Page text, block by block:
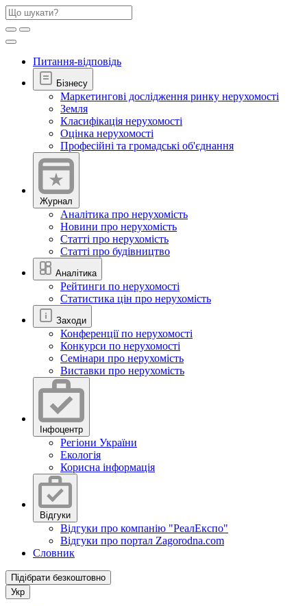
Питання-відповідь
Бізнесу
Маркетингові дослідження ринку нерухомості
Земля
Класифікація нерухомості
Оцінка нерухомості
Професійні та громадські об'єднання
Журнал
Аналітика про нерухомість
Новини про нерухомість
Статті про нерухомість
Статті про будівництво
Аналітика
Рейтинги по нерухомості
Статистика цін про нерухомість
Заходи
Конференції по нерухомості
Конкурси по нерухомості
Семінари про нерухомість
Виставки про нерухомість
Інфоцентр
Регіони України
Екологія
Корисна інформація
Відгуки
Відгуки про компанію "РеалЕкспо"
Відгуки про портал Zagorodna.com
Словник
Підібрати безкоштовно
Укр